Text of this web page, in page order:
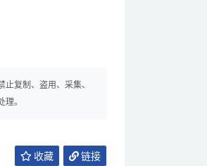
复制、盗用、采集、
理。
收藏 链接